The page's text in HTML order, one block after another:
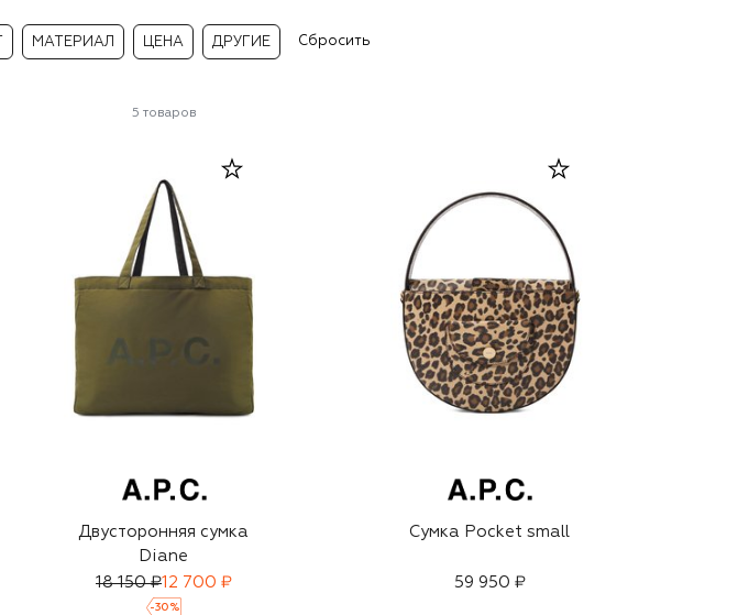
МАТЕРИАЛ ЦЕНА ДРУГИЕ Сбросить
5 товаров
Двусторонняя сумка
Diane
18 150 ₽12 700 ₽
-30 %
Сумка Pocket small
59 950 ₽